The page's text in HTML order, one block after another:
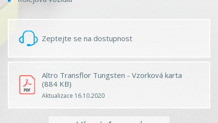
Zeptejte se na dostupnost
Altro Transflor Tungsten - Vzorková karta
(884 KB)
Aktualizace 16.10.2020